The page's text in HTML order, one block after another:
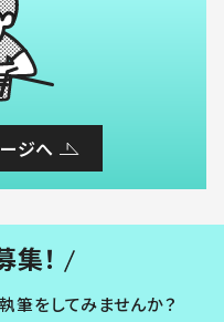
ジへ
！
筆をしてみませんか？